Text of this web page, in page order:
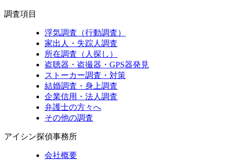
調査項目
浮気調査（行動調査）
家出人・失踪人調査
所在調査（人探し）
盗聴器・盗撮器・GPS器発見
ストーカー調査・対策
結婚調査・身上調査
企業信用・法人調査
弁護士の方々へ
その他の調査
アイシン探偵事務所
会社概要